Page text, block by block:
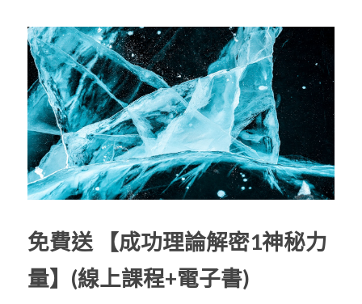
免費送
【成功理論解密1神秘力
量】(線上課程+電子書)